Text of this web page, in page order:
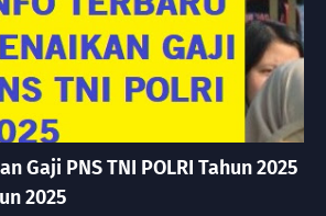
Gaji PNS TNI POLRI Tahun 2025
2025